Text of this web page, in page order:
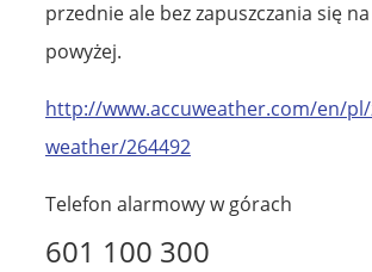
przednie ale bez zapuszczania się
powyżej.
http://www.accuweather.com/en/
weather/264492
Telefon alarmowy w górach
601 100 300